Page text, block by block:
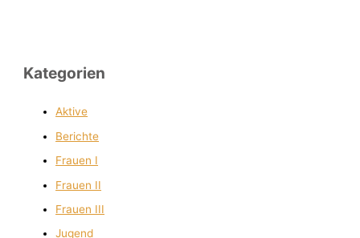
Kategorien
Aktive
Berichte
Frauen I
Frauen II
Frauen III
Jugend